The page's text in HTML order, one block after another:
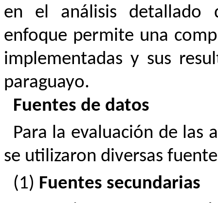
en el análisis detallado
enfoque permite una
implementadas y sus
paraguayo.
Fuentes de datos
Para la evaluación de las
se utilizaron diversas
(1) Fuentes secundarias